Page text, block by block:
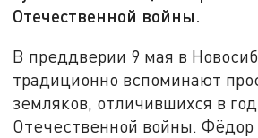
Отечественной войны.
В преддверии 9 мая в
традиционно вспоминают
земляков, отличившихся в
Отечественной войны. Фёдор